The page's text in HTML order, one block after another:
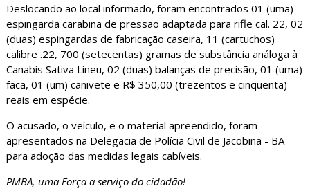
Deslocando ao local informado, foram encontrados 01 (uma)
espingarda carabina de pressão adaptada para rifle cal. 22, 02
(duas) espingardas de fabricação caseira, 11 (cartuchos)
calibre .22, 700 (setecentas) gramas de substância análoga à
Canabis Sativa Lineu, 02 (duas) balanças de precisão, 01 (uma)
faca, 01 (um) canivete e R$ 350,00 (trezentos e cinquenta)
reais em espécie.
O acusado, o veículo, e o material apreendido, foram
apresentados na Delegacia de Polícia Civil de Jacobina - BA
para adoção das medidas legais cabíveis.
PMBA, uma Força a serviço do cidadão!